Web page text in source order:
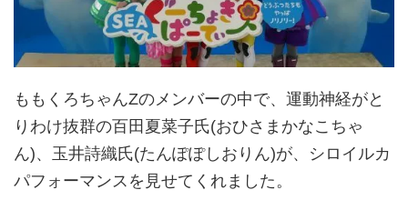
ももくろちゃんZのメンバーの中で、運動神経がと
りわけ抜群の百田夏菜子氏(おひさまかなこちゃ
ん)、玉井詩織氏(たんぽぽしおりん)が、シロイルカ
パフォーマンスを見せてくれました。